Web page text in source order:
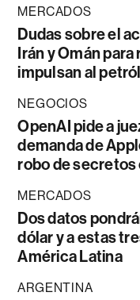
MERCADOS
Dudas sobre el
Irán y Omán
impulsan al
NEGOCIOS
OpenAI pide a
demanda de
robo de
MERCADOS
Dos datos
dólar y a estas
América Latina
ARGENTINA